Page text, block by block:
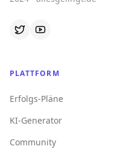
PLATTFORM
Erfolgs-Pläne
KI-Generator
Community